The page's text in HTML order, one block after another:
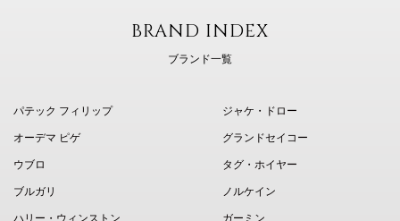
BRAND INDEX
ブランド一覧
パテック フィリップ
オーデマ ピゲ
ウブロ
ブルガリ
ハリー・ウィンストン
ジャケ・ドロー
グランドセイコー
タグ・ホイヤー
ノルケイン
ガーミン